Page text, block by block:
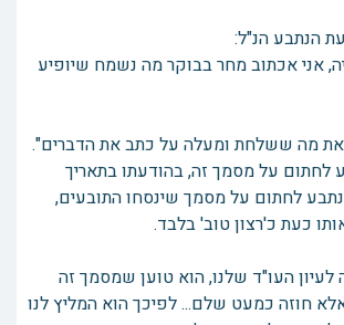
הנתבע הנ"ל:
אני אכתוב מחר בבוקר מה נשמח שיופיע
את מה ששלחת ומעלה על כתב את הדברים".
לחתום על מסמך זה, בהודעתו בתאריך
הנתבע לחתום על מסמך שינסחו התובעים,
כעת כ'רצון טוב' בלבד.
לעיון העו"ד שלנו, הוא טוען שמסמך זה
אלא חוזה כמעט שלם... לפיכך הוא המליץ לנו